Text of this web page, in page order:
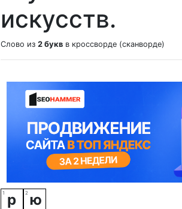
искусств.
Слово из 2 букв в кроссворде (сканворде)
р ю